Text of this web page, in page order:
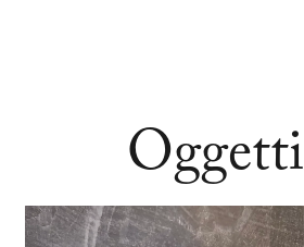
Oggetti